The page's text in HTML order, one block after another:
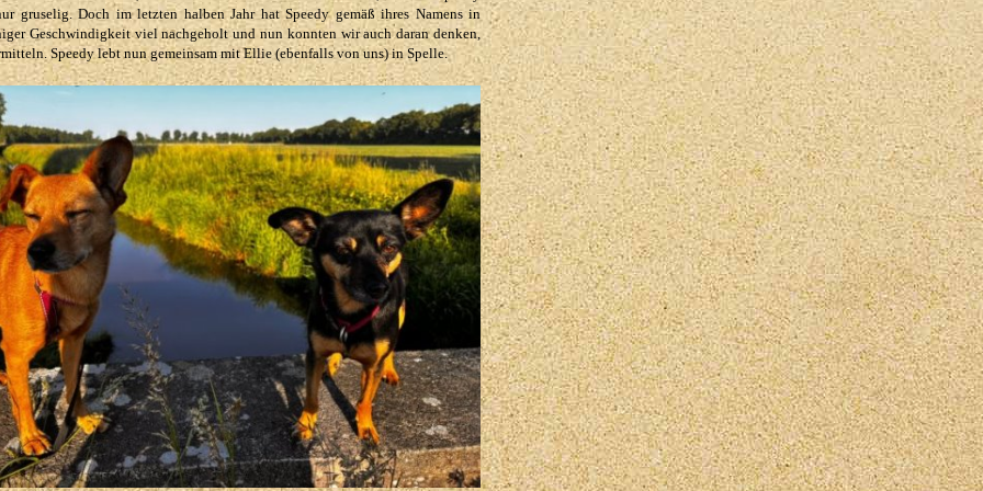
gruselig. Doch im letzten halben Jahr hat Speedy gemäß ihres Namens in
Geschwindigkeit viel nachgeholt und nun konnten wir auch daran denken,
Speedy lebt nun gemeinsam mit Ellie (ebenfalls von uns) in Spelle.